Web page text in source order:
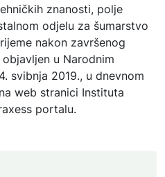
znanosti, polje
odjelu za šumarstvo
nakon završenog
u Narodnim
svibnja 2019., u dnevnom
web stranici Instituta
portalu.